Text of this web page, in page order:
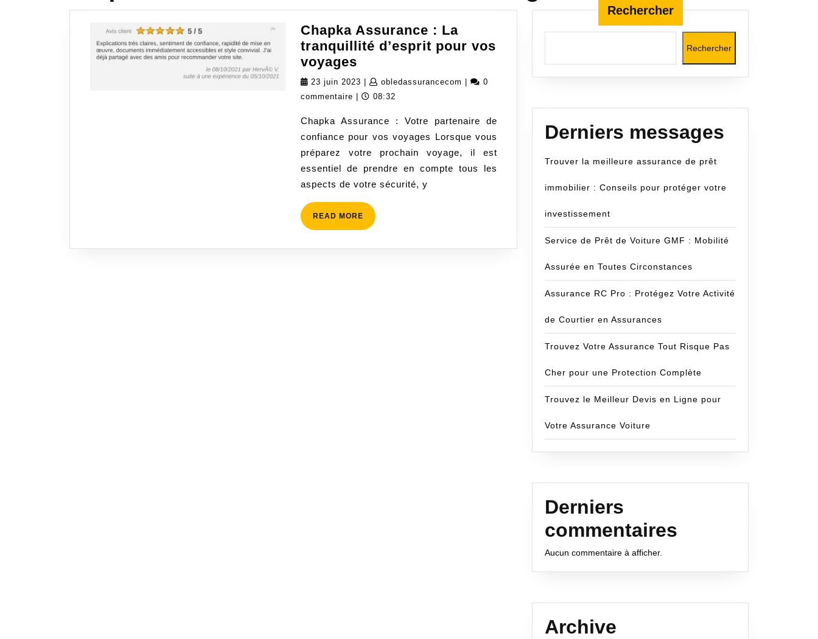
Chapka Assurance : La
tranquillité d’esprit pour vos
voyages
Assurance
:
tranquillité
d’esprit
pour
vos
voyages
23 juin 2023 23
juin
obledassurancecom obledassurancecom
0
commentaire
08:32
Chapka Assurance : Votre partenaire de
confiance pour vos voyages Lorsque vous
préparez votre prochain voyage, il est
essentiel de prendre en compte tous les
aspects de votre sécurité, y
READ MORE READ
MORE
Rechercher
Rechercher
Derniers messages
Trouver la meilleure assurance de prêt
immobilier : Conseils pour protéger votre
investissement
Service de Prêt de Voiture GMF : Mobilité
Assurée en Toutes Circonstances
Assurance RC Pro : Protégez Votre Activité
de Courtier en Assurances
Trouvez Votre Assurance Tout Risque Pas
Cher pour une Protection Complète
Trouvez le Meilleur Devis en Ligne pour
Votre Assurance Voiture
Derniers
commentaires
Aucun commentaire à afficher.
Archive